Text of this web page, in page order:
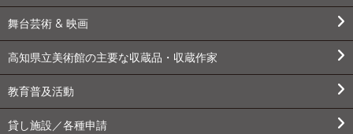
舞台芸術 & 映画
高知県立美術館の主要な収蔵品・収蔵作家
教育普及活動
貸し施設／各種申請